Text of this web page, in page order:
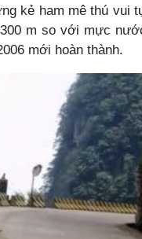
kẻ ham mê thú vui
m so với mực
mới hoàn thành.